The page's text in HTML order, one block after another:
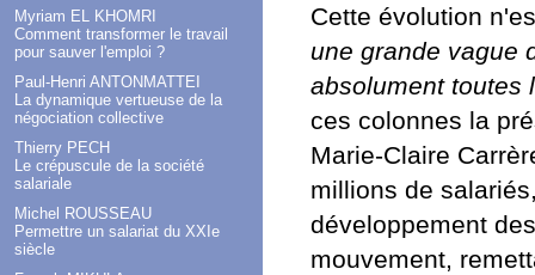
Myriam EL KHOMRI
Comment transformer le travail
pour sauver l'emploi ?
Paul-Henri ANTONMATTEI
La dynamique vertueuse de la
négociation collective
Thierry PECH
Le crépuscule de la société
salariale
Michel ROUSSEAU
Permettre un salariat du XXIe
siècle
Cette évolution
une grande vague
absolument toutes
ces colonnes la
Marie-Claire
millions de
développement
mouvement,